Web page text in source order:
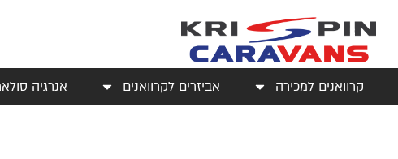
קרוואנים למכירה אביזרים לקרוואנים אנרגיה